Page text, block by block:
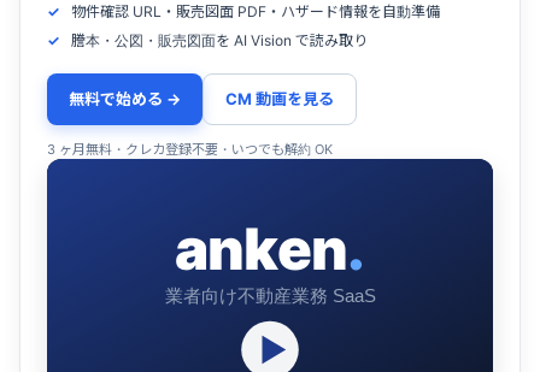
物件確認 URL・販売図面 PDF・ハザード情報を自動準備
謄本・公図・販売図面を AI Vision で読み取り
無料で始める → CM 動画を見る
3 ヶ月無料・クレカ登録不要・いつでも解約 OK
anken.
業者向け不動産業務 SaaS